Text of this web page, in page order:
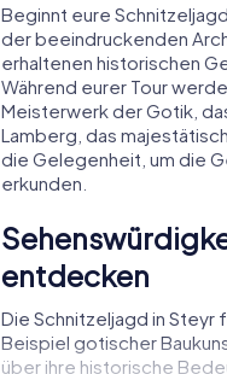
Beginnt eure
der beeindruckenden
erhaltenen historischen
Während eurer Tour
Meisterwerk der Gotik,
Lamberg, das
die Gelegenheit, um die
erkunden.
entdecken
Die Schnitzeljagd in
Beispiel gotischer
über ihre historische